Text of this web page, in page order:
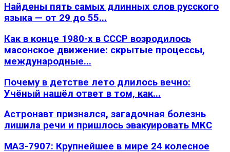
Найдены пять самых длинных слов русского
языка — от 29 до 55...
Как в конце 1980-х в СССР возродилось
масонское движение: скрытые процессы,
международные...
Почему в детстве лето длилось вечно:
Учёный нашёл ответ в том, как...
Астронавт признался, загадочная болезнь
лишила речи и пришлось эвакуировать МКС
МАЗ-7907: Крупнейшее в мире 24 колесное